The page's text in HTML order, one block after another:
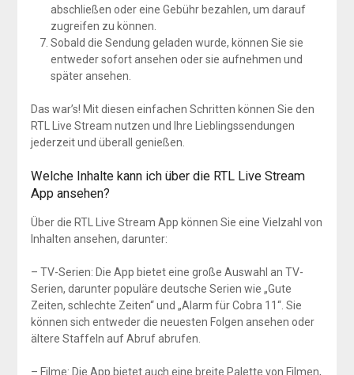
abschließen oder eine Gebühr bezahlen, um darauf
zugreifen zu können.
Sobald die Sendung geladen wurde, können Sie sie
entweder sofort ansehen oder sie aufnehmen und
später ansehen.
Das war’s! Mit diesen einfachen Schritten können Sie den
RTL Live Stream nutzen und Ihre Lieblingssendungen
jederzeit und überall genießen.
Welche Inhalte kann ich über die RTL Live Stream
App ansehen?
Über die RTL Live Stream App können Sie eine Vielzahl von
Inhalten ansehen, darunter:
– TV-Serien: Die App bietet eine große Auswahl an TV-
Serien, darunter populäre deutsche Serien wie „Gute
Zeiten, schlechte Zeiten“ und „Alarm für Cobra 11“. Sie
können sich entweder die neuesten Folgen ansehen oder
ältere Staffeln auf Abruf abrufen.
– Filme: Die App bietet auch eine breite Palette von Filmen,